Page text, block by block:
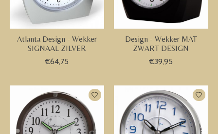
Atlanta Design - Wekker
SIGNAAL ZILVER
€64,75
Design - Wekker MAT
ZWART DESIGN
€39,95